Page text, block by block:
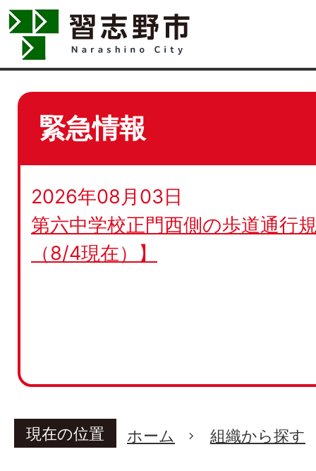
緊急情報
2026年08月03日
第六中学校正門西側の歩道通行
（8/4現在）】
現在の位置 ホーム 組織から探す